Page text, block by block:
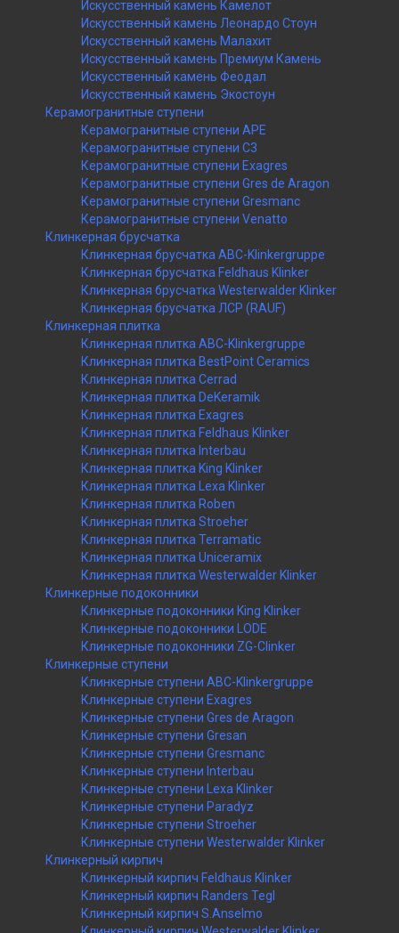
Искусственный камень Камелот
Искусственный камень Леонардо Стоун
Искусственный камень Малахит
Искусственный камень Премиум Камень
Искусственный камень Феодал
Искусственный камень Экостоун
Керамогранитные ступени
Керамогранитные ступени APE
Керамогранитные ступени C3
Керамогранитные ступени Exagres
Керамогранитные ступени Gres de Aragon
Керамогранитные ступени Gresmanc
Керамогранитные ступени Venatto
Клинкерная брусчатка
Клинкерная брусчатка ABC-Klinkergruppe
Клинкерная брусчатка Feldhaus Klinker
Клинкерная брусчатка Westerwalder Klinker
Клинкерная брусчатка ЛСР (RAUF)
Клинкерная плитка
Клинкерная плитка ABC-Klinkergruppe
Клинкерная плитка BestPoint Ceramics
Клинкерная плитка Cerrad
Клинкерная плитка DeKeramik
Клинкерная плитка Exagres
Клинкерная плитка Feldhaus Klinker
Клинкерная плитка Interbau
Клинкерная плитка King Klinker
Клинкерная плитка Lexa Klinker
Клинкерная плитка Roben
Клинкерная плитка Stroeher
Клинкерная плитка Terramatic
Клинкерная плитка Uniceramix
Клинкерная плитка Westerwalder Klinker
Клинкерные подоконники
Клинкерные подоконники King Klinker
Клинкерные подоконники LODE
Клинкерные подоконники ZG-Clinker
Клинкерные ступени
Клинкерные ступени ABC-Klinkergruppe
Клинкерные ступени Exagres
Клинкерные ступени Gres de Aragon
Клинкерные ступени Gresan
Клинкерные ступени Gresmanc
Клинкерные ступени Interbau
Клинкерные ступени Lexa Klinker
Клинкерные ступени Paradyz
Клинкерные ступени Stroeher
Клинкерные ступени Westerwalder Klinker
Клинкерный кирпич
Клинкерный кирпич Feldhaus Klinker
Клинкерный кирпич Randers Tegl
Клинкерный кирпич S.Anselmo